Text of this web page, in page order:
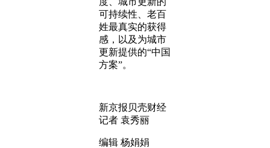
可持续性、老百
姓最真实的获得
感，以及为城市
更新提供的“中国
方案”。
新京报贝壳财经
记者 袁秀丽
编辑 杨娟娟